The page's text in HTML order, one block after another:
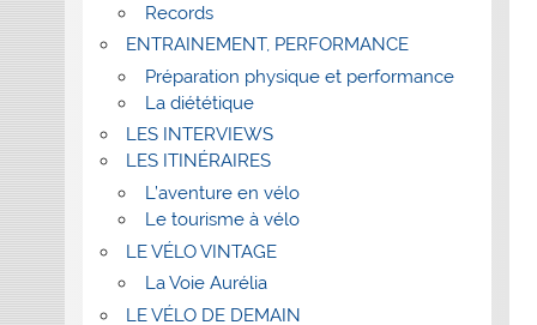
Records
ENTRAINEMENT, PERFORMANCE
Préparation physique et performance
La diététique
LES INTERVIEWS
LES ITINÉRAIRES
L’aventure en vélo
Le tourisme à vélo
LE VÉLO VINTAGE
La Voie Aurélia
LE VÉLO DE DEMAIN